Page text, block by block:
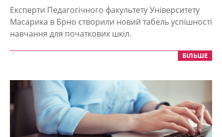
01-
18
Експерти Педагогічного факультету Університету
Масарика в Брно створили новий табель успішності
навчання для початкових шкіл.
БІЛЬШЕ